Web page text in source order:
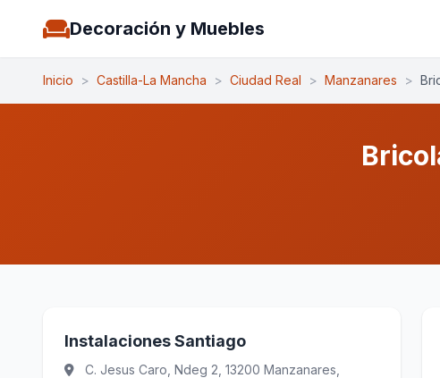
Decoración y Muebles
Inicio > Castilla-La Mancha > Ciudad Real > Manzanares >
Instalaciones Santiago
C. Jesus Caro, Ndeg 2, 13200 Manzanares,